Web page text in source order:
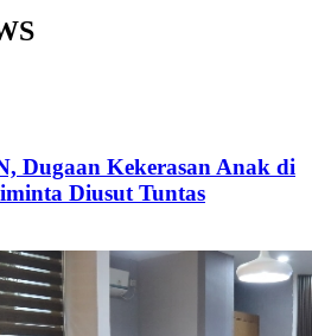
Dugaan Kekerasan Anak di
Diusut Tuntas